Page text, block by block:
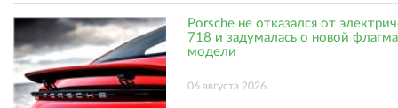
Porsche не отказался от
718 и задумалась о новой
модели
06 августа 2026